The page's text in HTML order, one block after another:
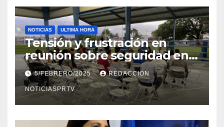
NOTICIAS ULTIMA HORA
Tensión y frustración en
reunión sobre seguridad en
Reparto Metropolitano
5/FEBRERO/2025 REDACCION
NOTICIASPRTV